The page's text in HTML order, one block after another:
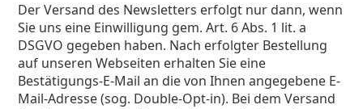
Der Versand des Newsletters erfolgt nur dann, wenn
Sie uns eine Einwilligung gem. Art. 6 Abs. 1 lit. a
DSGVO gegeben haben. Nach erfolgter Bestellung
auf unseren Webseiten erhalten Sie eine
Bestätigungs-E-Mail an die von Ihnen angegebene E-
Mail-Adresse (sog. Double-Opt-in). Bei dem Versand